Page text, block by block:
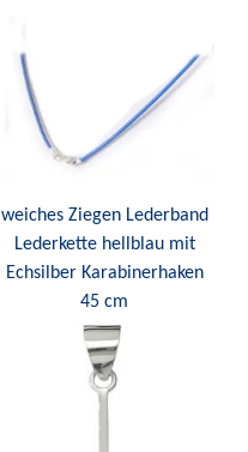
weiches Ziegen Lederband
Lederkette hellblau mit
Echsilber Karabinerhaken
45 cm